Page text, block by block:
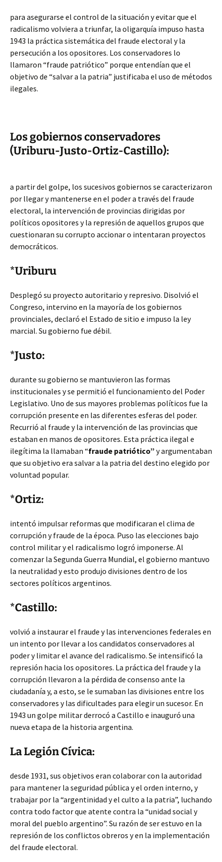
para asegurarse el control de la situación y evitar que el
radicalismo volviera a triunfar, la oligarquía impuso hasta
1943 la práctica sistemática del fraude electoral y la
persecución a los opositores. Los conservadores lo
llamaron “fraude patriótico” porque entendían que el
objetivo de “salvar a la patria” justificaba el uso de métodos
ilegales.
Los gobiernos conservadores
(Uriburu-Justo-Ortiz-Castillo):
a partir del golpe, los sucesivos gobiernos se caracterizaron
por llegar y mantenerse en el poder a través del fraude
electoral, la intervención de provincias dirigidas por
políticos opositores y la represión de aquellos grupos que
cuestionaran su corrupto accionar o intentaran proyectos
democráticos.
*Uriburu
Desplegó su proyecto autoritario y represivo. Disolvió el
Congreso, intervino en la mayoría de los gobiernos
provinciales, declaró el Estado de sitio e impuso la ley
marcial. Su gobierno fue débil.
*Justo:
durante su gobierno se mantuvieron las formas
institucionales y se permitió el funcionamiento del Poder
Legislativo. Uno de sus mayores problemas políticos fue la
corrupción presente en las diferentes esferas del poder.
Recurrió al fraude y la intervención de las provincias que
estaban en manos de opositores. Esta práctica ilegal e
ilegítima la llamaban “fraude patriótico” y argumentaban
que su objetivo era salvar a la patria del destino elegido por
voluntad popular.
*Ortiz:
intentó impulsar reformas que modificaran el clima de
corrupción y fraude de la época. Puso las elecciones bajo
control militar y el radicalismo logró imponerse. Al
comenzar la Segunda Guerra Mundial, el gobierno mantuvo
la neutralidad y esto produjo divisiones dentro de los
sectores políticos argentinos.
*Castillo:
volvió a instaurar el fraude y las intervenciones federales en
un intento por llevar a los candidatos conservadores al
poder y limitar el avance del radicalismo. Se intensificó la
represión hacia los opositores. La práctica del fraude y la
corrupción llevaron a la pérdida de consenso ante la
ciudadanía y, a esto, se le sumaban las divisiones entre los
conservadores y las dificultades para elegir un sucesor. En
1943 un golpe militar derrocó a Castillo e inauguró una
nueva etapa de la historia argentina.
La Legión Cívica:
desde 1931, sus objetivos eran colaborar con la autoridad
para mantener la seguridad pública y el orden interno, y
trabajar por la “argentinidad y el culto a la patria”, luchando
contra todo factor que atente contra la “unidad social y
moral del pueblo argentino”. Su razón de ser estuvo en la
represión de los conflictos obreros y en la implementación
del fraude electoral.